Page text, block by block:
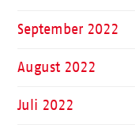
September 2022
August 2022
Juli 2022